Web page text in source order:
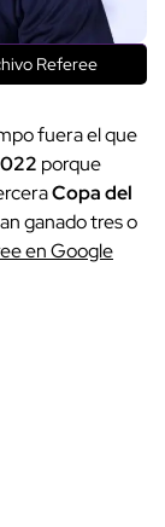
Referee
fuera el que
porque
Copa del
ganado tres o
en Google